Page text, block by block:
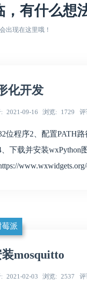
，有什么想
出现在这里哦！
化开发
2021-09-16 浏览 1729
位程序2、配置PATH
下载并安装wxPython
www.wxwidgets.org/
派
mosquitto
2021-02-03 浏览 2537